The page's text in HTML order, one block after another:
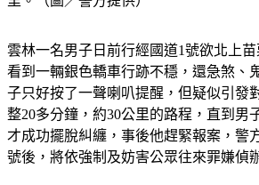
雲林一名男子日前行經國道1號欲北上
看到一輛銀色轎車行跡不穩，還急煞、
子只好按了一聲喇叭提醒，但疑似引發
整20多分鐘，約30公里的路程，直到男
才成功擺脫糾纏，事後他趕緊報案，警
號後，將依強制及妨害公眾往來罪嫌偵